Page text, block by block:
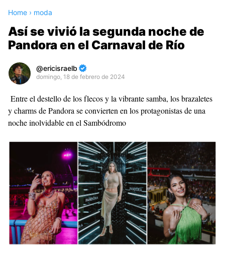
Home › moda
Así se vivió la segunda noche de
Pandora en el Carnaval de Río
ericisraelb
domingo, 18 de febrero de 2024
Premium
By
Raushan
Design
Templates
Entre el destello de los flecos y la vibrante samba, los brazaletes
y charms de Pandora se convierten en los protagonistas de una
noche inolvidable en el Sambódromo